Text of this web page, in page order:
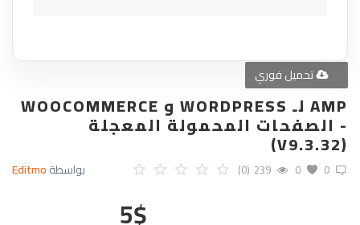
تحميل فوري
AMP لـ WORDPRESS و WOOCOMMERCE
- الصفحات المحمولة المعجلة
(V9.3.32)
بواسطةEditmo 0
(0) 0
239
5$